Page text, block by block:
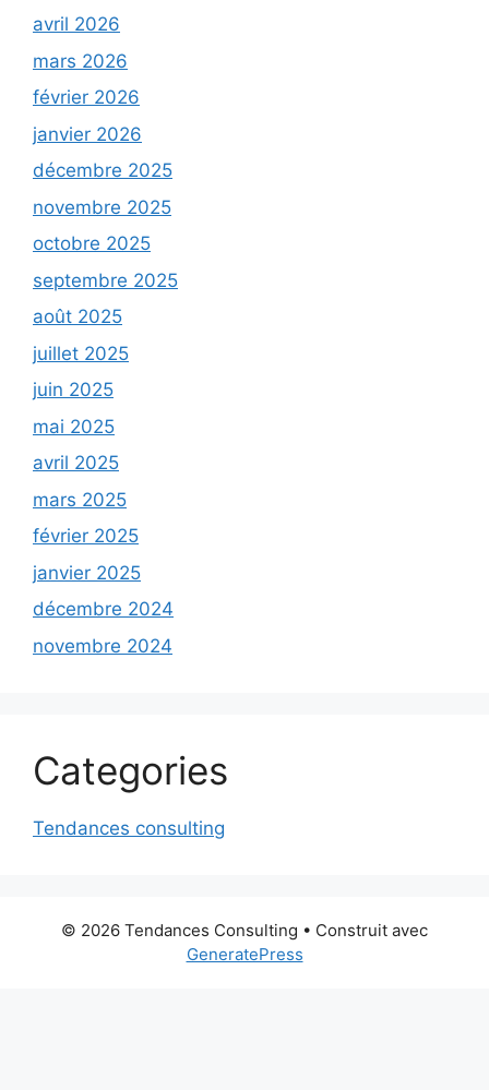
avril 2026
mars 2026
février 2026
janvier 2026
décembre 2025
novembre 2025
octobre 2025
septembre 2025
août 2025
juillet 2025
juin 2025
mai 2025
avril 2025
mars 2025
février 2025
janvier 2025
décembre 2024
novembre 2024
Categories
Tendances consulting
© 2026 Tendances Consulting • Construit avec
GeneratePress